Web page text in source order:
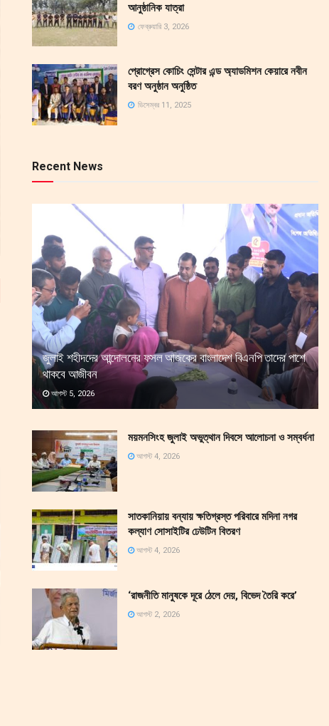
আনুষ্ঠানিক যাত্রা
ফেব্রুয়ারি 3, 2026
প্রোগ্রেস কোচিং সেন্টার এন্ড অ্যাডমিশন কেয়ারে নবীন
বরণ অনুষ্ঠান অনুষ্ঠিত
ডিসেম্বর 11, 2025
Recent News
জুলাই শহীদদের আন্দোলনের ফসল আজকের বাংলাদেশ বিএনপি তাদের পাশে
থাকবে আজীবন
আগস্ট 5, 2026
ময়মনসিংহ জুলাই অভুত্থান দিবসে আলোচনা ও সম্বর্ধনা
আগস্ট 4, 2026
সাতকানিয়ায় বন্যায় ক্ষতিগ্রস্ত পরিবারে মদিনা নগর
কল্যাণ সোসাইটির ঢেউটিন বিতরণ
আগস্ট 4, 2026
‘রাজনীতি মানুষকে দূরে ঠেলে দেয়, বিভেদ তৈরি করে’
আগস্ট 2, 2026